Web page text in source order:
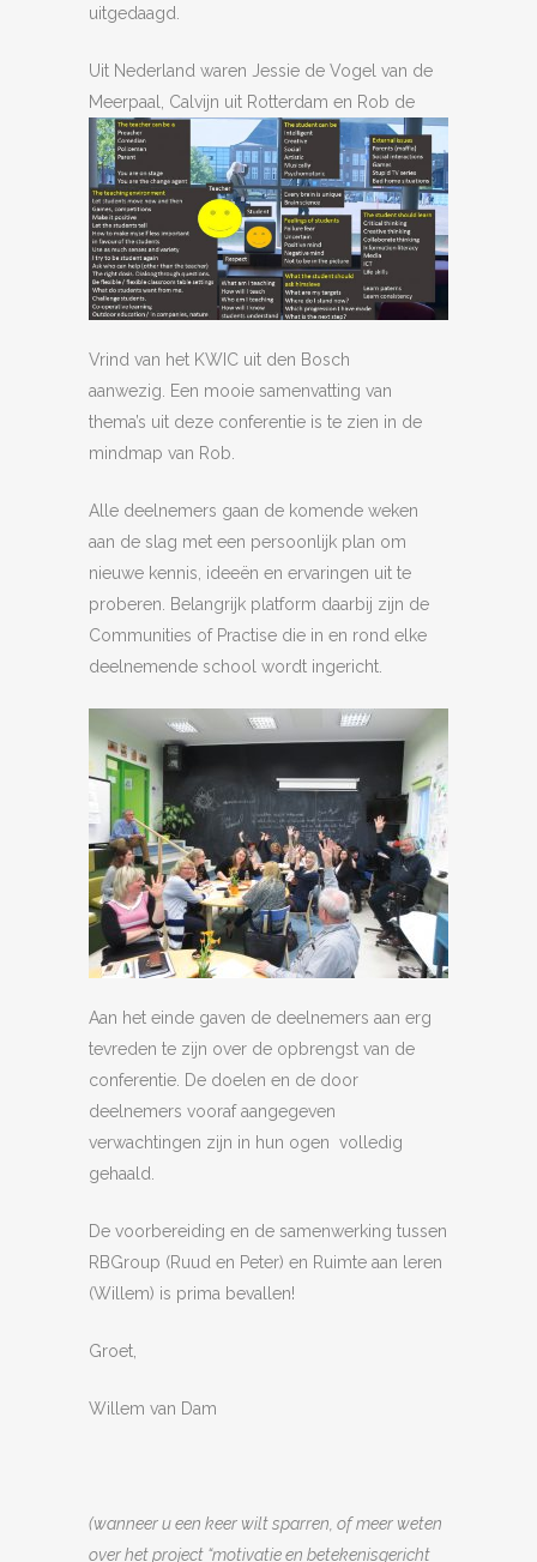
uitgedaagd.
Uit Nederland waren Jessie de Vogel van de
Meerpaal, Calvijn uit Rotterdam en Rob de
Vrind van het KWIC uit den Bosch
aanwezig. Een mooie samenvatting van
thema’s uit deze conferentie is te zien in de
mindmap van Rob.
Alle deelnemers gaan de komende weken
aan de slag met een persoonlijk plan om
nieuwe kennis, ideeën en ervaringen uit te
proberen. Belangrijk platform daarbij zijn de
Communities of Practise die in en rond elke
deelnemende school wordt ingericht.
Aan het einde gaven de deelnemers aan erg
tevreden te zijn over de opbrengst van de
conferentie. De doelen en de door
deelnemers vooraf aangegeven
verwachtingen zijn in hun ogen volledig
gehaald.
De voorbereiding en de samenwerking tussen
RBGroup (Ruud en Peter) en Ruimte aan leren
(Willem) is prima bevallen!
Groet,
Willem van Dam
(wanneer u een keer wilt sparren, of meer weten
over het project “motivatie en betekenisgericht